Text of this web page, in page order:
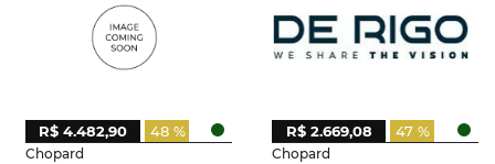
Chopard
48 %
R$ 4.482,90
Chopard
47 %
R$ 2.669,08